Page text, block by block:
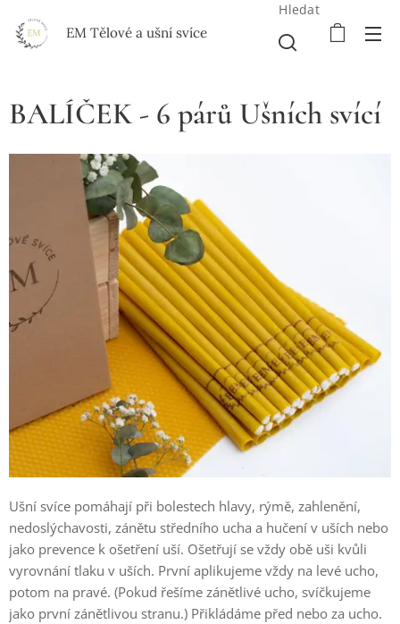
EM Tělové a ušní svíce
Hledat
BALÍČEK - 6 párů Ušních svící
Ušní svíce pomáhají při bolestech hlavy, rýmě, zahlenění,
nedoslýchavosti, zánětu středního ucha a hučení v uších nebo
jako prevence k ošetření uší. Ošetřují se vždy obě uši kvůli
vyrovnání tlaku v uších. První aplikujeme vždy na levé ucho,
potom na pravé. (Pokud řešíme zánětlivé ucho, svíčkujeme
jako první zánětlivou stranu.) Přikládáme před nebo za ucho.